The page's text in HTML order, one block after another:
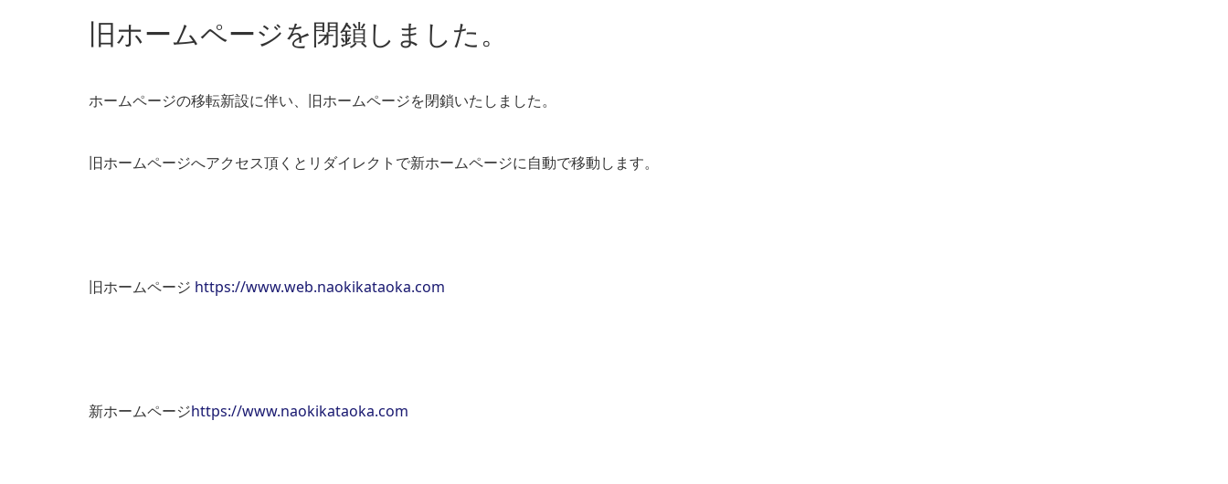
旧ホームページを閉鎖しました。
ホームページの移転新設に伴い、旧ホームページを閉鎖いたしました。
旧ホームページへアクセス頂くとリダイレクトで新ホームページに自動で移動します。
旧ホームページ https://www.web.naokikataoka.com
新ホームページhttps://www.naokikataoka.com